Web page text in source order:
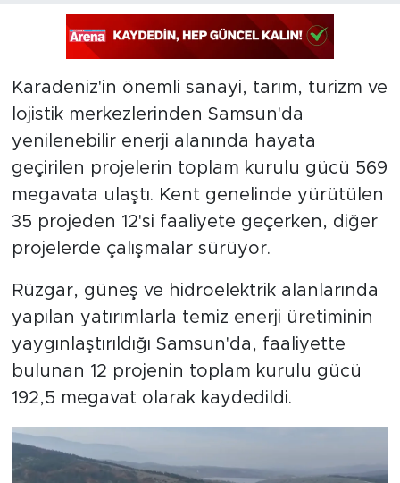
Karadeniz'in önemli sanayi, tarım, turizm ve
lojistik merkezlerinden Samsun'da
yenilenebilir enerji alanında hayata
geçirilen projelerin toplam kurulu gücü 569
megavata ulaştı. Kent genelinde yürütülen
35 projeden 12'si faaliyete geçerken, diğer
projelerde çalışmalar sürüyor.
Rüzgar, güneş ve hidroelektrik alanlarında
yapılan yatırımlarla temiz enerji üretiminin
yaygınlaştırıldığı Samsun'da, faaliyette
bulunan 12 projenin toplam kurulu gücü
192,5 megavat olarak kaydedildi.